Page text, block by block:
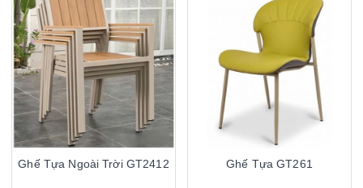
Ghế Tựa Ngoài Trời GT2412 Ghế Tựa GT261